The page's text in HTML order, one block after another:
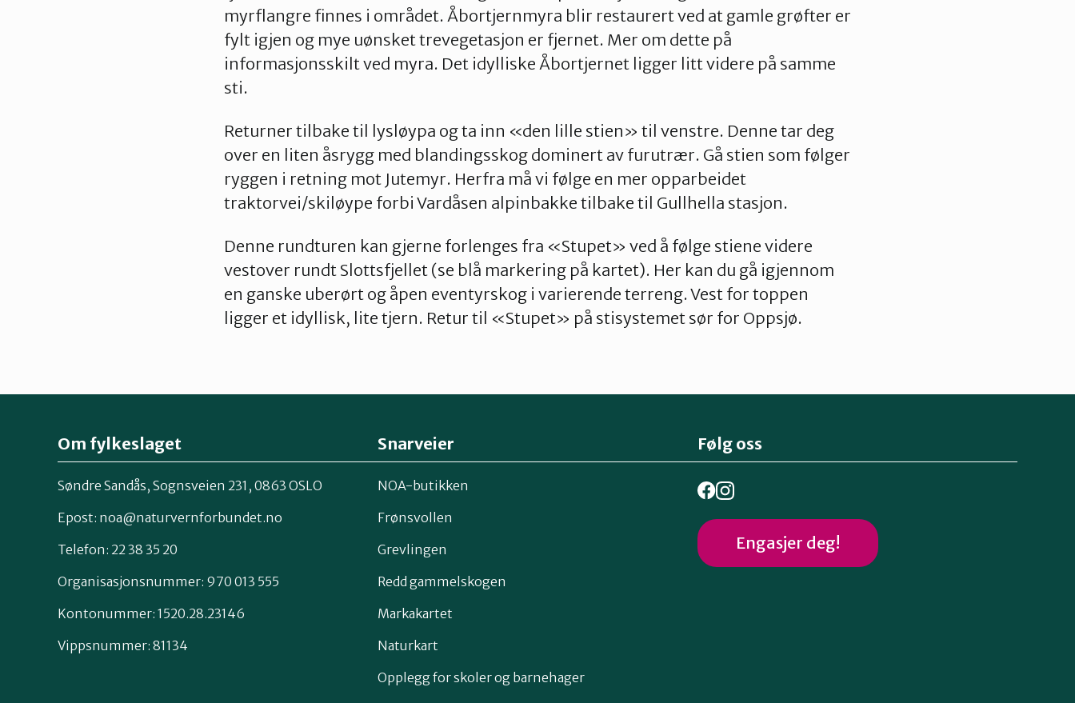
myrflangre finnes i området. Åbortjernmyra blir restaurert ved at gamle grøfter er
fylt igjen og mye uønsket trevegetasjon er fjernet. Mer om dette på
informasjonsskilt ved myra. Det idylliske Åbortjernet ligger litt videre på samme
sti.
Returner tilbake til lysløypa og ta inn «den lille stien» til venstre. Denne tar deg
over en liten åsrygg med blandingsskog dominert av furutrær. Gå stien som følger
ryggen i retning mot Jutemyr. Herfra må vi følge en mer opparbeidet
traktorvei/skiløype forbi Vardåsen alpinbakke tilbake til Gullhella stasjon.
Denne rundturen kan gjerne forlenges fra «Stupet» ved å følge stiene videre
vestover rundt Slottsfjellet (se blå markering på kartet). Her kan du gå igjennom
en ganske uberørt og åpen eventyrskog i varierende terreng. Vest for toppen
ligger et idyllisk, lite tjern. Retur til «Stupet» på stisystemet sør for Oppsjø.
Om fylkeslaget
Søndre Sandås, Sognsveien 231, 0863 OSLO
Epost: noa@naturvernforbundet.no
Telefon: 22 38 35 20
Organisasjonsnummer: 970 013 555
Kontonummer: 1520.28.23146
Vippsnummer: 81134
Snarveier
NOA-butikken
Frønsvollen
Grevlingen
Redd gammelskogen
Markakartet
Naturkart
Opplegg for skoler og barnehager
Følg oss
Engasjer deg!